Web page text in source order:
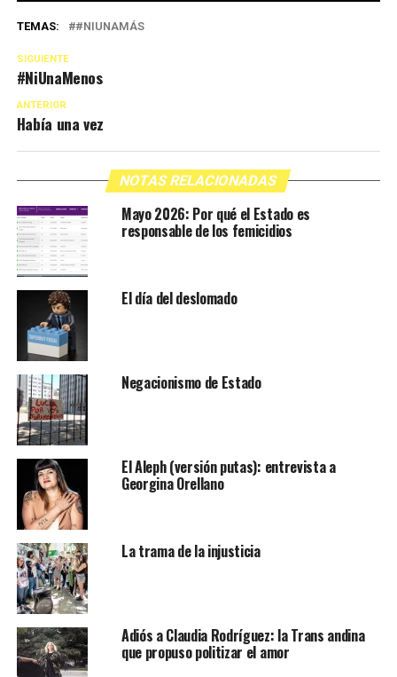
TEMAS: #NIUNAMÁS
SIGUIENTE
#NiUnaMenos
ANTERIOR
Había una vez
NOTAS RELACIONADAS
Mayo 2026: Por qué el Estado es
responsable de los femicidios
El día del deslomado
Negacionismo de Estado
El Aleph (versión putas): entrevista a
Georgina Orellano
La trama de la injusticia
Adiós a Claudia Rodríguez: la Trans andina
que propuso politizar el amor